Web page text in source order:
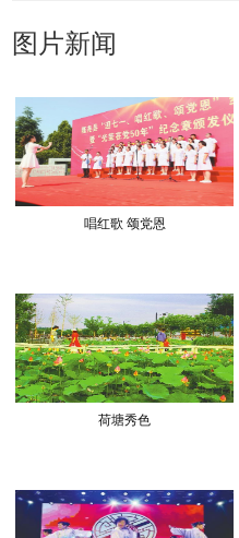
图片新闻
唱红歌 颂党恩
荷塘秀色